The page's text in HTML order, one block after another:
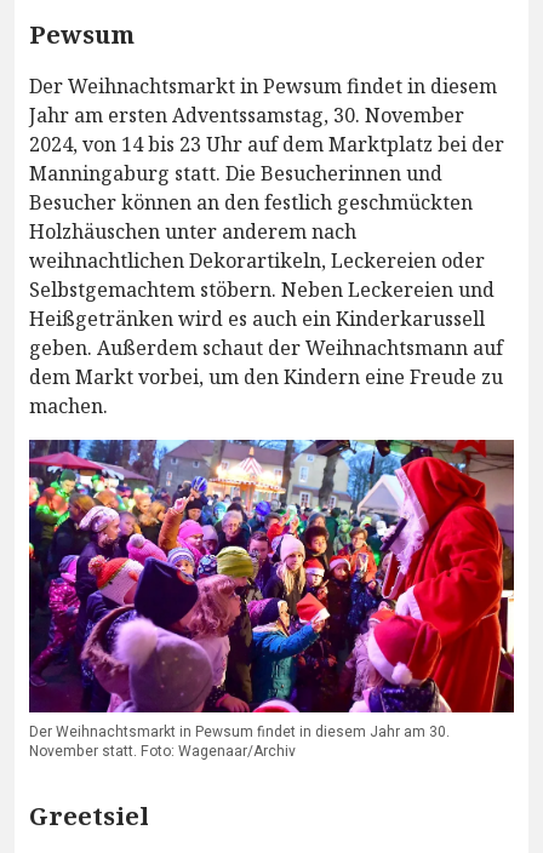
Pewsum
Der Weihnachtsmarkt in Pewsum findet in diesem
Jahr am ersten Adventssamstag, 30. November
2024, von 14 bis 23 Uhr auf dem Marktplatz bei der
Manningaburg statt. Die Besucherinnen und
Besucher können an den festlich geschmückten
Holzhäuschen unter anderem nach
weihnachtlichen Dekorartikeln, Leckereien oder
Selbstgemachtem stöbern. Neben Leckereien und
Heißgetränken wird es auch ein Kinderkarussell
geben. Außerdem schaut der Weihnachtsmann auf
dem Markt vorbei, um den Kindern eine Freude zu
machen.
Der Weihnachtsmarkt in Pewsum findet in diesem Jahr am 30.
November statt. Foto: Wagenaar/Archiv
Greetsiel